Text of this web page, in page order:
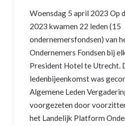
Woensdag 5 april 2023 Op
2023 kwamen 22 leden (15
ondernemersfondsen) van
Ondernemers Fondsen bij
President Hotel te Utrecht.
ledenbijeenkomst was
Algemene Leden
voorgezeten door
het Landelijk Platform